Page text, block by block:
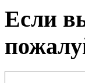
Если